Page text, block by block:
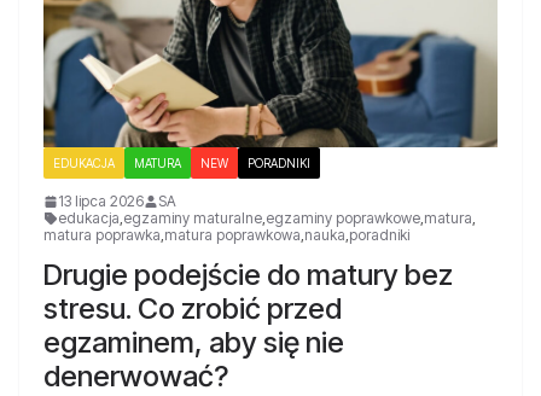
EDUKACJA MATURA NEW PORADNIKI
13 lipca 2026
SA
edukacja,egzaminy maturalne,egzaminy poprawkowe,matura,
matura poprawka,matura poprawkowa,nauka,poradniki
Drugie podejście do matury bez
stresu. Co zrobić przed
egzaminem, aby się nie
denerwować?